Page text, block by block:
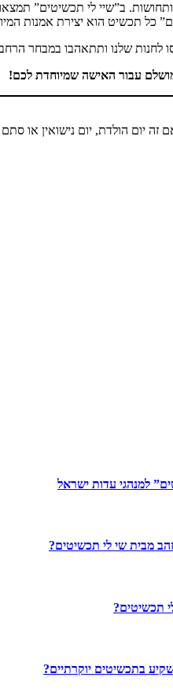
ב”שיי לי תכשיטים”
תכשיט הוא יצירת אמנות
שלנו ותתאהבו במבחר הרחב
עבור האישה שמיוחדת לכם!
הולדת, יום נישואין או
למנהגי עדות ישראל
מבית שי לי תכשיטים?
תכשיטים?
בתכשיטים יוקרתיים?